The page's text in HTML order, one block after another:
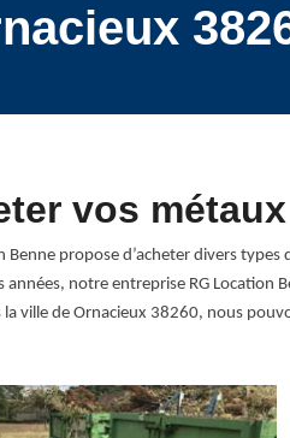
vos métaux
propose d’acheter divers types
notre entreprise RG Location
ville de Ornacieux 38260, nous